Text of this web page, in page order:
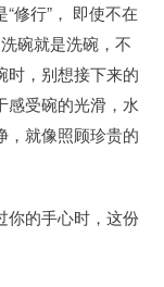
修行”， 即使不在
碗就是洗碗，不
时，别想接下来的
感受碗的光滑，水
，就像照顾珍贵的
你的手心时，这份